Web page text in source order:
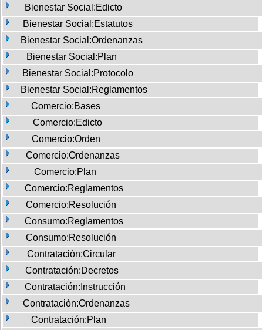
Bienestar Social:Edicto
Bienestar Social:Estatutos
Bienestar Social:Ordenanzas
Bienestar Social:Plan
Bienestar Social:Protocolo
Bienestar Social:Reglamentos
Comercio:Bases
Comercio:Edicto
Comercio:Orden
Comercio:Ordenanzas
Comercio:Plan
Comercio:Reglamentos
Comercio:Resolución
Consumo:Reglamentos
Consumo:Resolución
Contratación:Circular
Contratación:Decretos
Contratación:Instrucción
Contratación:Ordenanzas
Contratación:Plan